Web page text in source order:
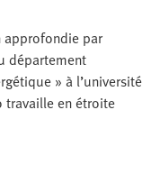
approfondie par
département
» à l’université
travaille en étroite